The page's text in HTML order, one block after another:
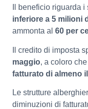
Il beneficio riguarda
inferiore a 5 milioni
ammonta al 60 per
Il credito di imposta
maggio, a coloro
fatturato di almeno
Le strutture
diminuzioni di